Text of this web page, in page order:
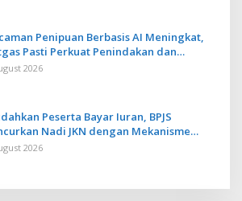
Penipuan Berbasis AI Meningkat,
Pasti Perkuat Penindakan dan
Aplikasi Anti Penipuan
2026
Peserta Bayar Iuran, BPJS
Nadi JKN dengan Mekanisme
2026